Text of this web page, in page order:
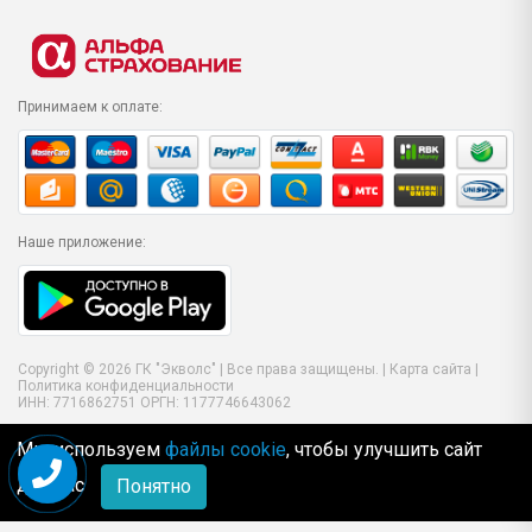
Принимаем к оплате:
Наше приложение:
Copyright © 2026 ГК "Экволс" | Все права защищены. | Карта сайта
Политика конфиденциальности
ИНН: 7716862751 ОРГН: 1177746643062
Мы используем файлы cookie, чтобы улучшить сайт
для Вас
Понятно